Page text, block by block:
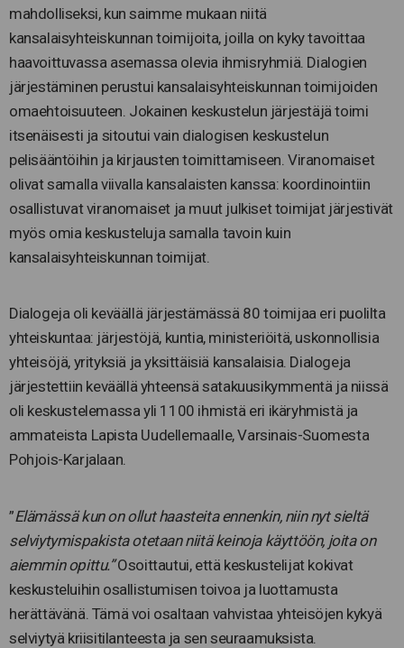
mahdolliseksi, kun saimme mukaan niitä
kansalaisyhteiskunnan toimijoita, joilla on kyky tavoittaa
haavoittuvassa asemassa olevia ihmisryhmiä. Dialogien
järjestäminen perustui kansalaisyhteiskunnan toimijoiden
omaehtoisuuteen. Jokainen keskustelun järjestäjä toimi
itsenäisesti ja sitoutui vain dialogisen keskustelun
pelisääntöihin ja kirjausten toimittamiseen. Viranomaiset
olivat samalla viivalla kansalaisten kanssa: koordinointiin
osallistuvat viranomaiset ja muut julkiset toimijat järjestivät
myös omia keskusteluja samalla tavoin kuin
kansalaisyhteiskunnan toimijat.
Dialogeja oli keväällä järjestämässä 80 toimijaa eri puolilta
yhteiskuntaa: järjestöjä, kuntia, ministeriöitä, uskonnollisia
yhteisöjä, yrityksiä ja yksittäisiä kansalaisia. Dialogeja
järjestettiin keväällä yhteensä satakuusikymmentä ja niissä
oli keskustelemassa yli 1100 ihmistä eri ikäryhmistä ja
ammateista Lapista Uudellemaalle, Varsinais-Suomesta
Pohjois-Karjalaan.
”Elämässä kun on ollut haasteita ennenkin, niin nyt sieltä
selviytymispakista otetaan niitä keinoja käyttöön, joita on
aiemmin opittu.”Osoittautui, että keskustelijat kokivat
keskusteluihin osallistumisen toivoa ja luottamusta
herättävänä. Tämä voi osaltaan vahvistaa yhteisöjen kykyä
selviytyä kriisitilanteesta ja sen seuraamuksista.